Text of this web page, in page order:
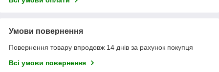
Умови повернення
Повернення товару впродовж 14 днів за рахунок покупця
Всі умови повернення